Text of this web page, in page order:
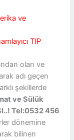
ve
TIP
olan ve
adı geçen
şekillerde
ve Sülük
Tel:0532 456
dönemine
bilinen